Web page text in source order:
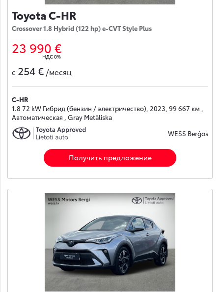
Toyota C-HR
Crossover 1.8 Hybrid (122 hp) e-CVT Style Plus
23 990 €
НДС 0%
с 254 € /месяц
C-HR
1.8 72 kW Гибрид (бензин / электричество), 2023, 99 667 км ,
Автоматическая , Gray Metāliska
WESS Berģos
Получить предложение